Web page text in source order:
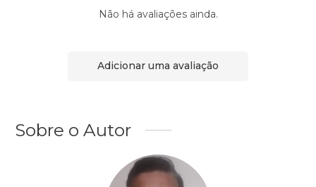
Não há avaliações ainda.
Adicionar uma avaliação
Sobre o Autor